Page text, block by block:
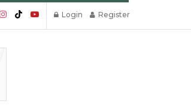
Login Register